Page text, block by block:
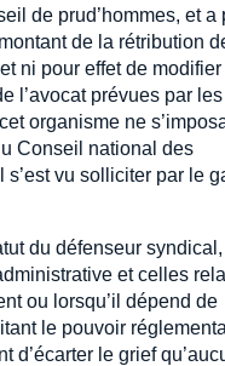
de prud’hommes, et a
de la rétribution
ni pour effet de
l’avocat prévues par les
organisme ne
Conseil national des
s’est vu solliciter par le
du défenseur
et celles
ou lorsqu’il dépend de
le pouvoir
d’écarter le grief